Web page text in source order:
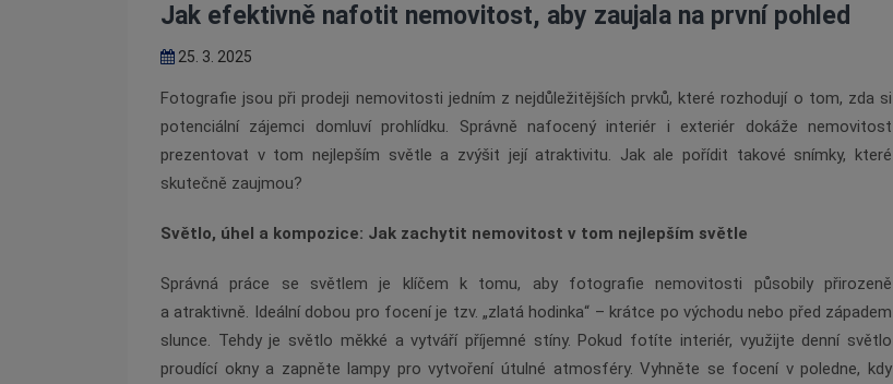
Jak efektivně nafotit nemovitost, aby zaujala na první pohled
25. 3. 2025
Fotografie jsou při prodeji nemovitosti jedním z nejdůležitějších prvků, které rozhodují o tom, zda si
potenciální zájemci domluví prohlídku. Správně nafocený interiér i exteriér dokáže nemovitost
prezentovat v tom nejlepším světle a zvýšit její atraktivitu. Jak ale pořídit takové snímky, které
skutečně zaujmou?
Světlo, úhel a kompozice: Jak zachytit nemovitost v tom nejlepším světle
Správná práce se světlem je klíčem k tomu, aby fotografie nemovitosti působily přirozeně
a atraktivně. Ideální dobou pro focení je tzv. „zlatá hodinka“ – krátce po východu nebo před západem
slunce. Tehdy je světlo měkké a vytváří příjemné stíny. Pokud fotíte interiér, využijte denní světlo
proudící okny a zapněte lampy pro vytvoření útulné atmosféry. Vyhněte se focení v poledne, kdy